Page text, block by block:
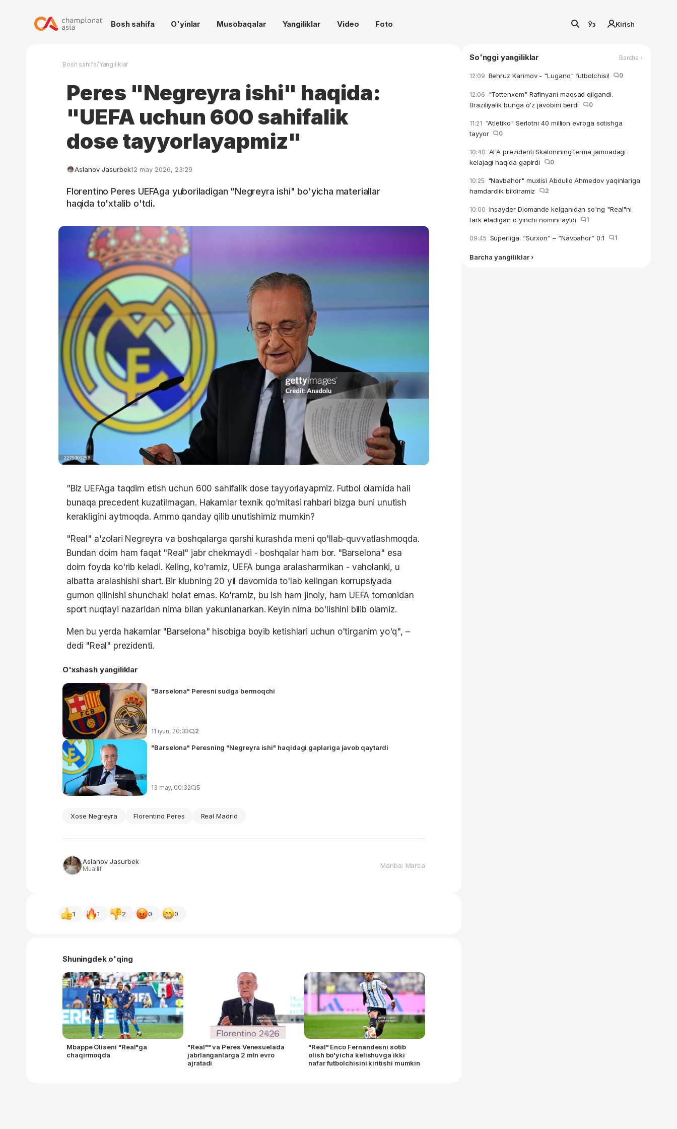
Bosh sahifa O'yinlar Musobaqalar Yangiliklar Video Foto Ўз Kirish
Bosh sahifa/Yangiliklar
Peres "Negreyra ishi" haqida:
"UEFA uchun 600 sahifalik
dose tayyorlayapmiz"
Aslanov Jasurbek12 may 2026, 23:29
Florentino Peres UEFAga yuboriladigan "Negreyra ishi" bo'yicha materiallar
haqida to'xtalib o'tdi.
"Biz UEFAga taqdim etish uchun 600 sahifalik dose tayyorlayapmiz. Futbol olamida hali
bunaqa precedent kuzatilmagan. Hakamlar texnik qo'mitasi rahbari bizga buni unutish
kerakligini aytmoqda. Ammo qanday qilib unutishimiz mumkin?
"Real" a'zolari Negreyra va boshqalarga qarshi kurashda meni qo'llab-quvvatlashmoqda.
Bundan doim ham faqat "Real" jabr chekmaydi - boshqalar ham bor. "Barselona" esa
doim foyda ko'rib keladi. Keling, ko'ramiz, UEFA bunga aralasharmikan - vaholanki, u
albatta aralashishi shart. Bir klubning 20 yil davomida to'lab kelingan korrupsiyada
gumon qilinishi shunchaki holat emas. Ko'ramiz, bu ish ham jinoiy, ham UEFA tomonidan
sport nuqtayi nazaridan nima bilan yakunlanarkan. Keyin nima bo'lishini bilib olamiz.
Men bu yerda hakamlar "Barselona" hisobiga boyib ketishlari uchun o'tirganim yo'q", –
dedi "Real" prezidenti.
O'xshash yangiliklar
"Barselona" Peresni sudga bermoqchi
11 iyun, 20:33 2
"Barselona" Peresning "Negreyra ishi" haqidagi gaplariga javob qaytardi
13 may, 00:32 5
Xose Negreyra Florentino Peres Real Madrid
Aslanov Jasurbek
Muallif Manba: Marca
1 1 2 0 0
Shuningdek o'qing
Mbappe Oliseni "Real"ga
chaqirmoqda
"Real"" va Peres Venesuelada
jabrlanganlarga 2 mln evro
ajratadi
"Real" Enco Fernandesni sotib
olish bo'yicha kelishuvga ikki
nafar futbolchisini kiritishi mumkin
So'nggi yangiliklar Barcha ›
12:09 Behruz Karimov - "Lugano" futbolchisi! 0
12:06 "Tottenxem" Rafinyani maqsad qilgandi.
Braziliyalik bunga o'z javobini berdi
0
11:21 "Atletiko" Serlotni 40 million evroga sotishga
tayyor
0
10:40 AFA prezidenti Skalonining terma jamoadagi
kelajagi haqida gapirdi
0
10:25 "Navbahor" muxlisi Abdullo Ahmedov yaqinlariga
hamdardlik bildiramiz
2
10:00 Insayder Diomande kelganidan so'ng "Real"ni
tark etadigan o'yinchi nomini aytdi
1
09:45 Superliga. “Surxon” – “Navbahor” 0:1 1
Barcha yangiliklar ›